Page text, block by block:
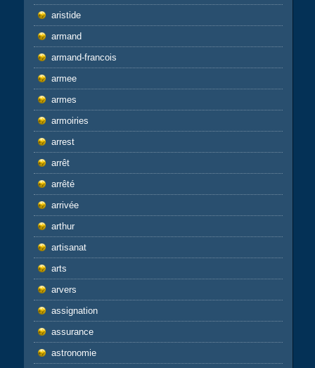
aristide
armand
armand-francois
armee
armes
armoiries
arrest
arrêt
arrêté
arrivée
arthur
artisanat
arts
arvers
assignation
assurance
astronomie